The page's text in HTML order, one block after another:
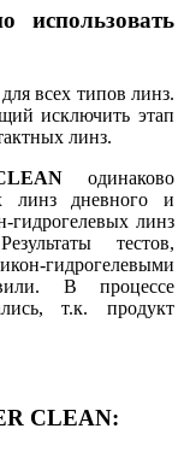
всех типов линз.
исключить этап
линз.
одинаково
линз дневного и
гидрогелевых линз
тестов,
гидрогелевыми
В процессе
т.к. продукт
CLEAN: